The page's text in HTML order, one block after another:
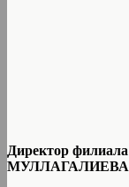
Директор